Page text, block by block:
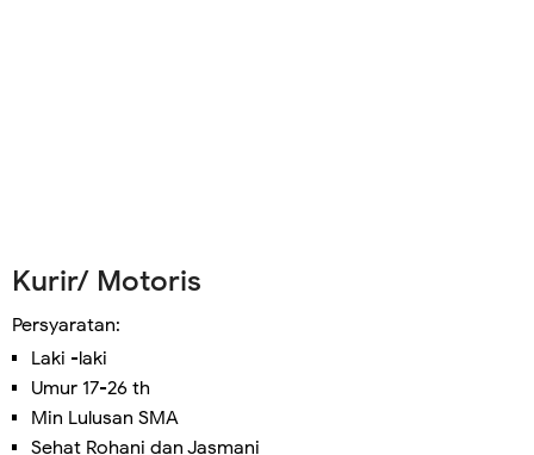
Kurir/ Motoris
Persyaratan:
Laki -laki
Umur 17-26 th
Min Lulusan SMA
Sehat Rohani dan Jasmani